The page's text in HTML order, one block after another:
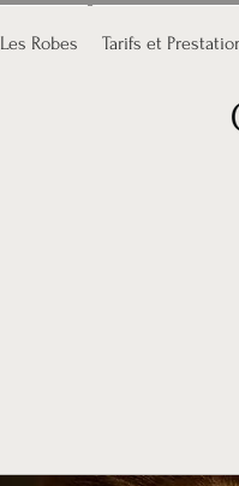
Les Robes Tarifs et